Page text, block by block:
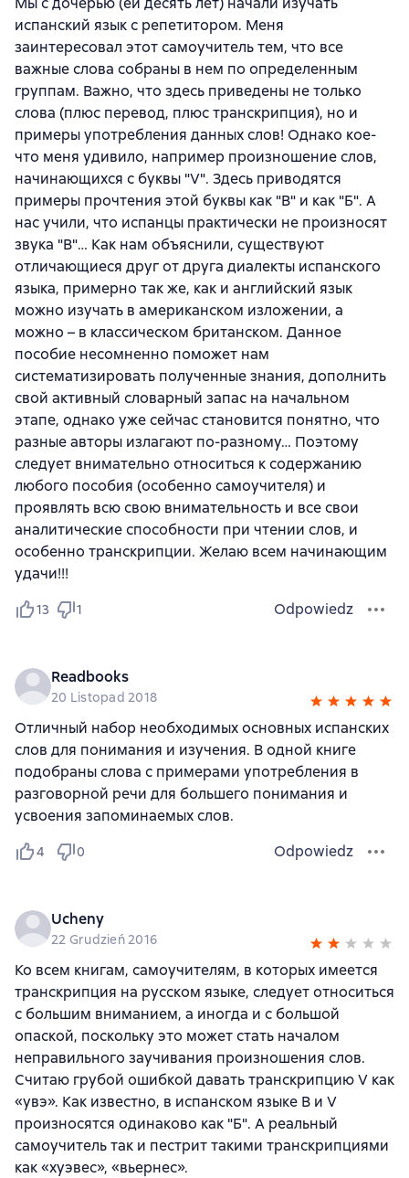
испанский язык с репетитором. Меня
заинтересовал этот самоучитель тем, что все
важные слова собраны в нем по определенным
группам. Важно, что здесь приведены не только
слова (плюс перевод, плюс транскрипция), но и
примеры употребления данных слов! Однако кое-
что меня удивило, например произношение слов,
начинающихся с буквы "V". Здесь приводятся
примеры прочтения этой буквы как "В" и как "Б". А
нас учили, что испанцы практически не произносят
звука "В"… Как нам объяснили, существуют
отличающиеся друг от друга диалекты испанского
языка, примерно так же, как и английский язык
можно изучать в американском изложении, а
можно – в классическом британском. Данное
пособие несомненно поможет нам
систематизировать полученные знания, дополнить
свой активный словарный запас на начальном
этапе, однако уже сейчас становится понятно, что
разные авторы излагают по-разному… Поэтому
следует внимательно относиться к содержанию
любого пособия (особенно самоучителя) и
проявлять всю свою внимательность и все свои
аналитические способности при чтении слов, и
особенно транскрипции. Желаю всем начинающим
удачи!!!
13 1 Odpowiedz
Readbooks
20 Listopad 2018
Отличный набор необходимых основных испанских
слов для понимания и изучения. В одной книге
подобраны слова с примерами употребления в
разговорной речи для большего понимания и
усвоения запоминаемых слов.
4 0 Odpowiedz
Ucheny
22 Grudzień 2016
Ко всем книгам, самоучителям, в которых имеется
транскрипция на русском языке, следует относиться
с большим вниманием, а иногда и с большой
опаской, поскольку это может стать началом
неправильного заучивания произношения слов.
Считаю грубой ошибкой давать транскрипцию V как
«увэ». Как известно, в испанском языке B и V
произносятся одинаково как "Б". А реальный
самоучитель так и пестрит такими транскрипциями
как «хуэвес», «вьернес».